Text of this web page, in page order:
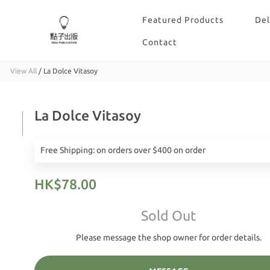
Featured Products
Contact
View All / La Dolce Vitasoy
La Dolce Vitasoy
Free Shipping: on orders over $400 on order
HK$78.00
Sold Out
Please message the shop owner for order details.